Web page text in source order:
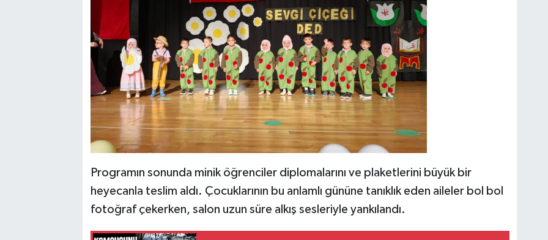
Programın sonunda minik öğrenciler diplomalarını ve plaketlerini büyük bir
heyecanla teslim aldı. Çocuklarının bu anlamlı gününe tanıklık eden aileler bol bol
fotoğraf çekerken, salon uzun süre alkış sesleriyle yankılandı.